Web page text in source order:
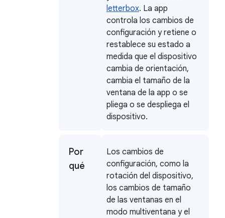
letterbox. La app
controla los cambios de
configuración y retiene o
restablece su estado a
medida que el dispositivo
cambia de orientación,
cambia el tamaño de la
ventana de la app o se
pliega o se despliega el
dispositivo.
Por
qué
Los cambios de
configuración, como la
rotación del dispositivo,
los cambios de tamaño
de las ventanas en el
modo multiventana y el